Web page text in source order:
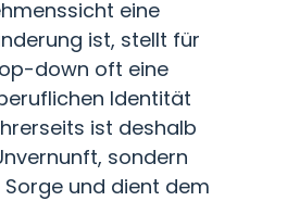
eine
ist, stellt für
down oft eine
Identität
ist deshalb
sondern
und dient dem